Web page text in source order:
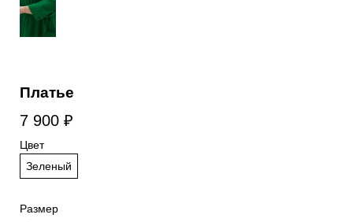
Платье
7 900 ₽
Цвет
Зеленый
Размер